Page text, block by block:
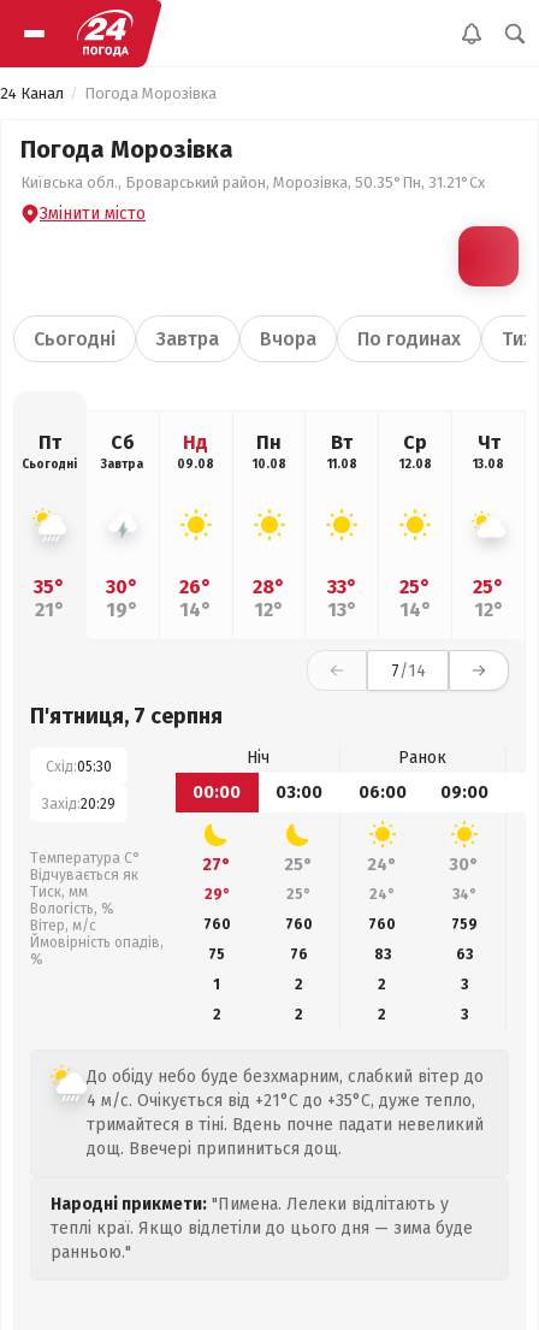
24 Канал Погода Морозівка
Погода Морозівка
Київська обл., Броварський район, Морозівка, 50.35°Пн, 31.21°Сх
Змінити місто
Сьогодні Завтра Вчора По годинах
Пт
Сьогодні
35°
21°
Сб
Завтра
30°
19°
Нд
09.08
26°
14°
Пн
10.08
28°
12°
Вт
11.08
33°
13°
Ср
12.08
25°
14°
Чт
13.08
25°
12°
7/14
П'ятниця, 7 серпня
Схід:05:30
Захід:20:29
Температура С°
Відчувається як
Тиск, мм
Вологість, %
Вітер, м/с
Ймовірність опадів,
%
Ніч
Ранок
00:00
03:00 06:00 09:00
27° 25° 24° 30°
29° 25° 24° 34°
760
760 760 759
75
76 83 63
1
2 2
3
2
2 2 3
До обіду небо буде безхмарним, слабкий вітер до
4 м/с. Очікується від +21°C до +35°C, дуже тепло,
тримайтеся в тіні. Вдень почне падати невеликий
дощ. Ввечері припиниться дощ.
Народні прикмети: "Пимена. Лелеки відлітають у
теплі краї. Якщо відлетіли до цього дня — зима буде
ранньою."